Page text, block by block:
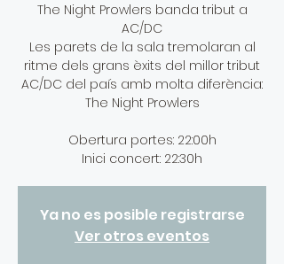
The Night Prowlers banda tribut a
AC/DC
Les parets de la sala tremolaran al
ritme dels grans èxits del millor tribut
AC/DC del país amb molta diferència:
The Night Prowlers
Obertura portes: 22:00h
Inici concert: 22:30h
Ya no es posible registrarse
Ver otros eventos